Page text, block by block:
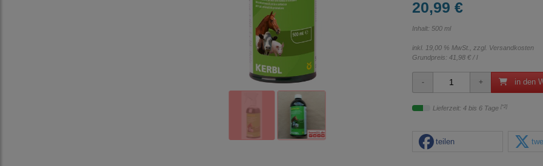
20,99 €
Inhalt: 500 ml
inkl. 19,00 % MwSt., zzgl. Versandkosten
Grundpreis: 41,98 € / l
in den
Lieferzeit: 4 bis 6 Tage [*2]
teilen